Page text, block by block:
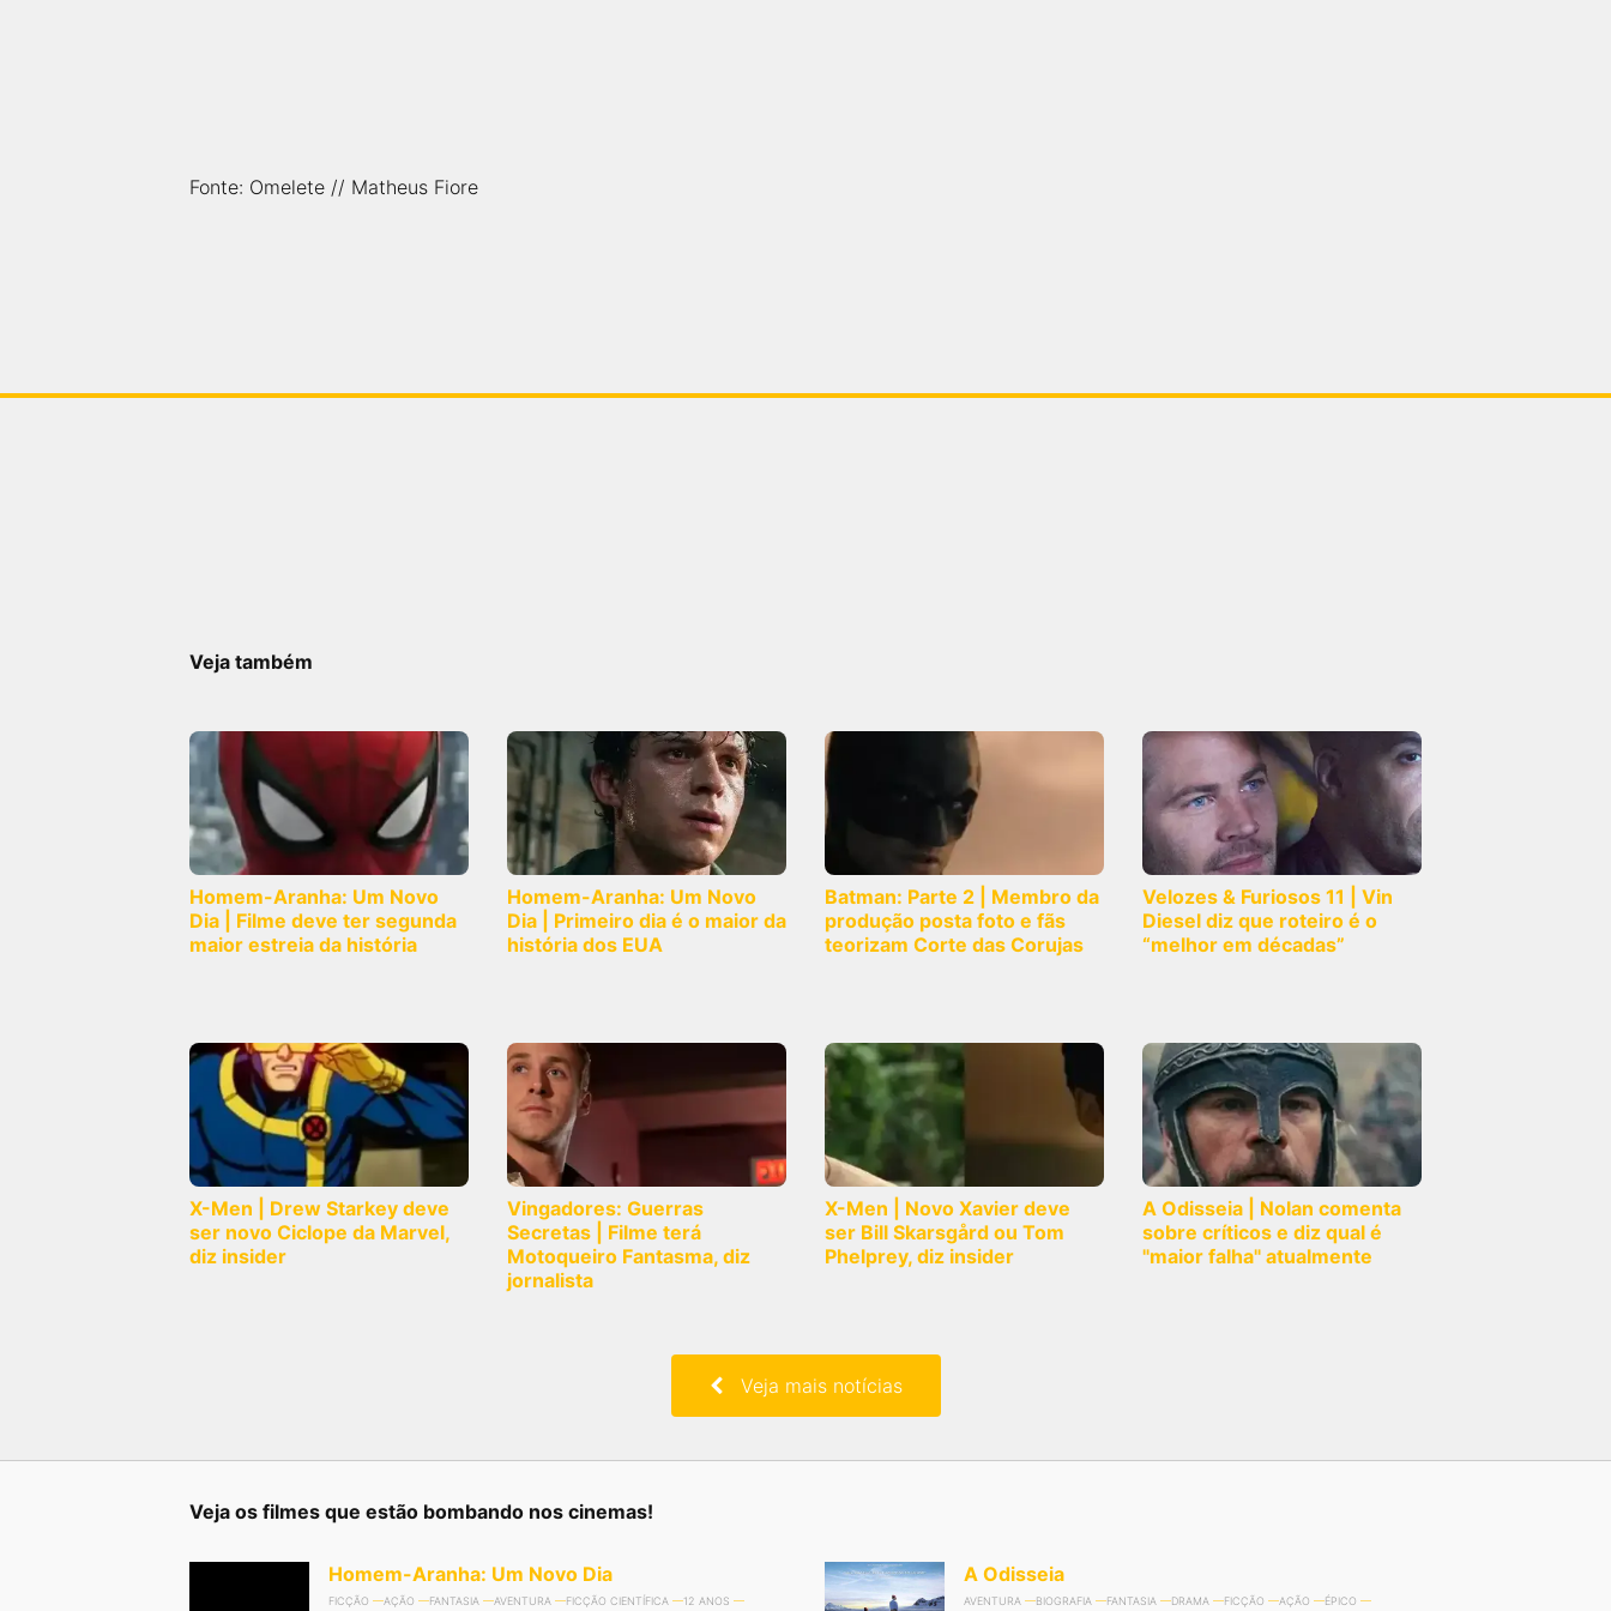
Fonte: Omelete // Matheus Fiore
Veja também
Homem-Aranha: Um Novo
Dia | Filme deve ter segunda
maior estreia da história
Homem-Aranha: Um Novo
Dia | Primeiro dia é o maior da
história dos EUA
Batman: Parte 2 | Membro da
produção posta foto e fãs
teorizam Corte das Corujas
Velozes & Furiosos 11 | Vin
Diesel diz que roteiro é o
“melhor em décadas”
X-Men | Drew Starkey deve
ser novo Ciclope da Marvel,
diz insider
Vingadores: Guerras
Secretas | Filme terá
Motoqueiro Fantasma, diz
jornalista
X-Men | Novo Xavier deve
ser Bill Skarsgård ou Tom
Phelprey, diz insider
A Odisseia | Nolan comenta
sobre críticos e diz qual é
"maior falha" atualmente
Veja mais notícias
Veja os filmes que estão bombando nos cinemas!
Homem-Aranha: Um Novo Dia
FICÇÃO AÇÃO FANTASIA AVENTURA FICÇÃO CIENTÍFICA 12 ANOS
A Odisseia
AVENTURA BIOGRAFIA FANTASIA DRAMA FICÇÃO AÇÃO ÉPICO